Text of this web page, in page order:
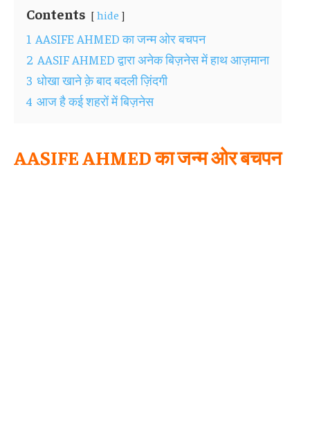
Contents hide
1 AASIFE AHMED का जन्म ओर बचपन
2 AASIF AHMED द्वारा अनेक बिज़नेस में हाथ आज़माना
3 धोखा खाने क़े बाद बदली ज़िंदगी
4 आज है कई शहरों में बिज़नेस
AASIFE AHMED का जन्म ओर बचपन